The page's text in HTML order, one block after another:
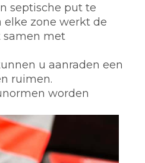
septische put te
zone werkt de
samen met
u aanraden een
ruimen.
worden